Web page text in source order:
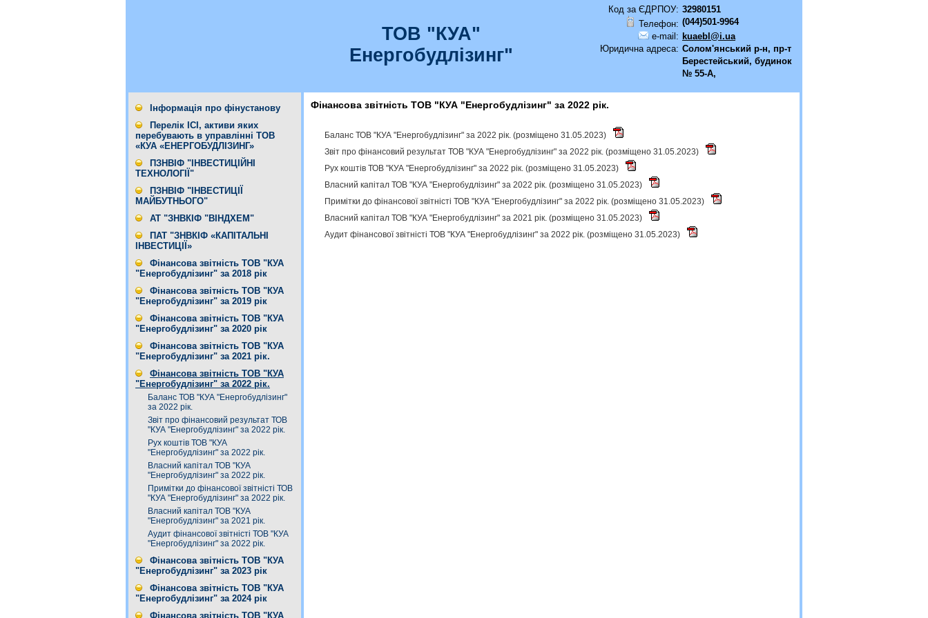
ТОВ "КУА"
Енергобудлізинг"
Код за ЄДРПОУ: 32980151
Телефон: (044)501-9964
e-mail: kuaebl@i.ua
Юридична адреса: Солом'янський р-н, пр-т
Берестейський, будинок
№ 55-А,
Інформація про фінустанову
Перелік ІСІ, активи яких
перебувають в управлінні ТОВ
«КУА «ЕНЕРГОБУДЛІЗИНГ»
ПЗНВІФ "ІНВЕСТИЦІЙНІ
ТЕХНОЛОГІЇ"
ПЗНВІФ "ІНВЕСТИЦІЇ
МАЙБУТНЬОГО"
АТ "ЗНВКІФ "ВІНДХЕМ"
ПАТ "ЗНВКІФ «КАПІТАЛЬНІ
ІНВЕСТИЦІЇ»
Фінансова звітність ТОВ "КУА
"Енергобудлізинг" за 2018 рік
Фінансова звітність ТОВ "КУА
"Енергобудлізинг" за 2019 рік
Фінансова звітність ТОВ "КУА
"Енергобудлізинг" за 2020 рік
Фінансова звітність ТОВ "КУА
"Енергобудлізинг" за 2021 рік.
Фінансова звітність ТОВ "КУА
"Енергобудлізинг" за 2022 рік.
Баланс ТОВ "КУА "Енергобудлізинг"
за 2022 рік.
Звіт про фінансовий результат ТОВ
"КУА "Енергобудлізинг" за 2022 рік.
Рух коштів ТОВ "КУА
"Енергобудлізинг" за 2022 рік.
Власний капітал ТОВ "КУА
"Енергобудлізинг" за 2022 рік.
Примітки до фінансової звітністі ТОВ
"КУА "Енергобудлізинг" за 2022 рік.
Власний капітал ТОВ "КУА
"Енергобудлізинг" за 2021 рік.
Аудит фінансової звітністі ТОВ "КУА
"Енергобудлізинг" за 2022 рік.
Фінансова звітність ТОВ "КУА
"Енергобудлізинг" за 2023 рік
Фінансова звітність ТОВ "КУА
"Енергобудлізинг" за 2024 рік
Фінансова звітність ТОВ "КУА
Фінансова звітність ТОВ "КУА "Енергобудлізинг" за 2022 рік.
Баланс ТОВ "КУА "Енергобудлізинг" за 2022 рік. (розміщено 31.05.2023)
Звіт про фінансовий результат ТОВ "КУА "Енергобудлізинг" за 2022 рік. (розміщено 31.05.2023)
Рух коштів ТОВ "КУА "Енергобудлізинг" за 2022 рік. (розміщено 31.05.2023)
Власний капітал ТОВ "КУА "Енергобудлізинг" за 2022 рік. (розміщено 31.05.2023)
Примітки до фінансової звітністі ТОВ "КУА "Енергобудлізинг" за 2022 рік. (розміщено 31.05.2023)
Власний капітал ТОВ "КУА "Енергобудлізинг" за 2021 рік. (розміщено 31.05.2023)
Аудит фінансової звітністі ТОВ "КУА "Енергобудлізинг" за 2022 рік. (розміщено 31.05.2023)